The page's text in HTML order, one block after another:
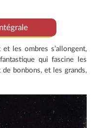
les ombres s’allongent,
qui fascine les
bonbons, et les grands,